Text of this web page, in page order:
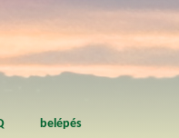
belépés